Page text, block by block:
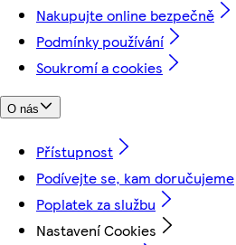
Nakupujte online bezpečně
Podmínky používání
Soukromí a cookies
O nás
Přístupnost
Podívejte se, kam doručujeme
Poplatek za službu
Nastavení Cookies